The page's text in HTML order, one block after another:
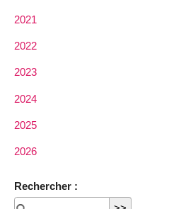
2021
2022
2023
2024
2025
2026
Rechercher :